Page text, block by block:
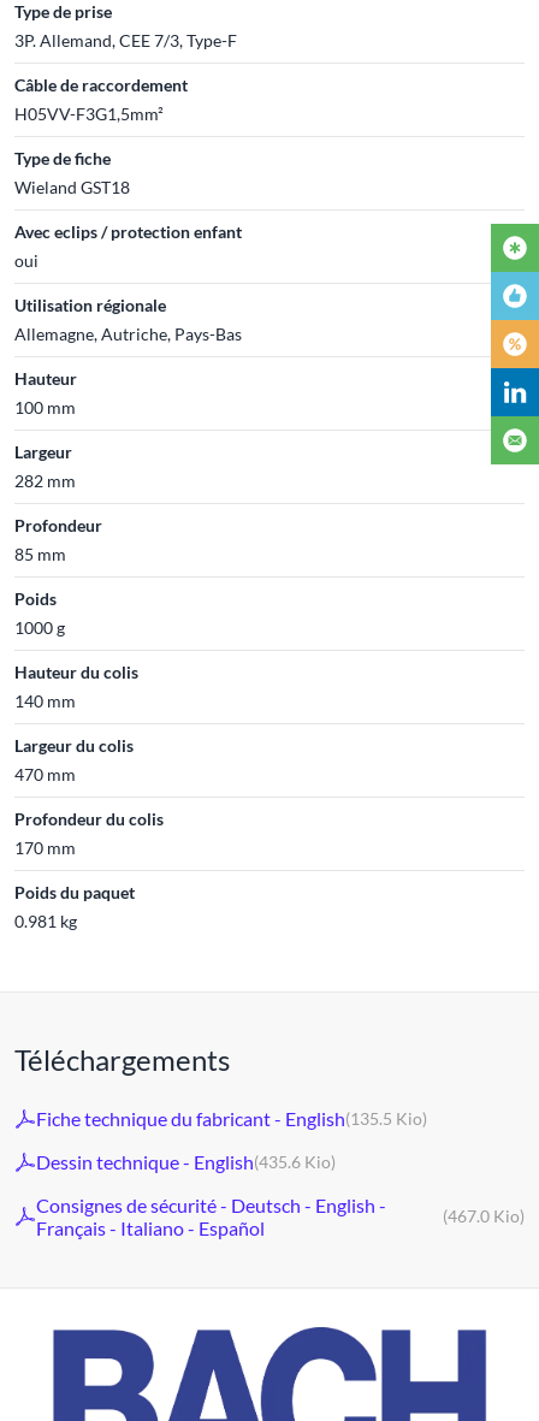
Type de prise
3P. Allemand, CEE 7/3, Type-F
Câble de raccordement
H05VV-F3G1,5mm²
Type de fiche
Wieland GST18
Avec eclips / protection enfant
oui
Utilisation régionale
Allemagne, Autriche, Pays-Bas
Hauteur
100 mm
Largeur
282 mm
Profondeur
85 mm
Poids
1000 g
Hauteur du colis
140 mm
Largeur du colis
470 mm
Profondeur du colis
170 mm
Poids du paquet
0.981 kg
Téléchargements
Fiche technique du fabricant - English(135.5 Kio)
Dessin technique - English(435.6 Kio)
Consignes de sécurité - Deutsch - English -
Français - Italiano - Español
(467.0 Kio)